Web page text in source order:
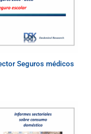
Seguros médicos